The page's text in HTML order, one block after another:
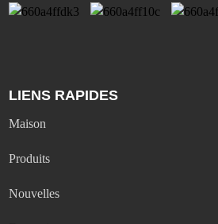
LIENS RAPIDES
Maison
Produits
Nouvelles